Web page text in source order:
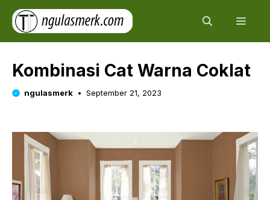
Skip
content
Kombinasi Cat Warna Coklat
ngulasmerk September 21, 2023